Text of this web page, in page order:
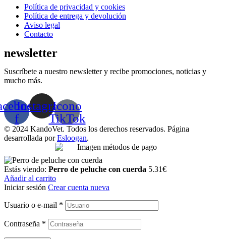
Menú
Política de privacidad y cookies
Política de entrega y devolución
Aviso legal
Contacto
newsletter
Suscríbete a nuestro newsletter y recibe promociones, noticias y
mucho más.
f
InstagramIcono
TikTok
© 2024 KandoVet. Todos los derechos reservados. Página
desarrollada porEsloogan.
Estás viendo: Perro de peluche con cuerda 5.31€
Añadir al carrito
Iniciar sesión Crear cuenta nueva
Usuario o e-mail *
Contraseña *